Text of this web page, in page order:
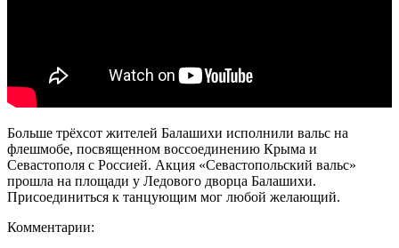
Больше трёхсот жителей Балашихи исполнили вальс на
флешмобе, посвященном воссоединению Крыма и
Севастополя с Россией. Акция «Севастопольский вальс»
прошла на площади у Ледового дворца Балашихи.
Присоединиться к танцующим мог любой желающий.
Комментарии: